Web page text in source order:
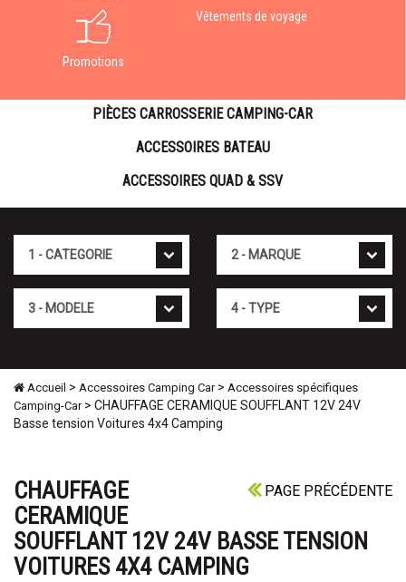
Promotions
Vêtements de voyage
PIÈCES CARROSSERIE CAMPING-CAR
ACCESSOIRES BATEAU
ACCESSOIRES QUAD & SSV
Accueil > Accessoires Camping Car> Accessoires spécifiques
Camping-Car > CHAUFFAGE CERAMIQUE SOUFFLANT 12V 24V
Basse tension Voitures 4x4 Camping
PAGE PRÉCÉDENTE
CHAUFFAGE
CERAMIQUE
SOUFFLANT 12V 24V BASSE TENSION
VOITURES 4X4 CAMPING